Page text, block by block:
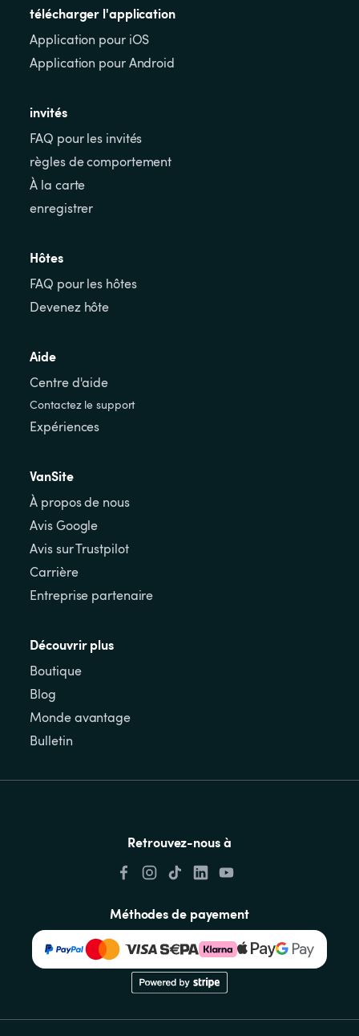
télécharger l'application
Application pour iOS
Application pour Android
invités
FAQ pour les invités
règles de comportement
À la carte
enregistrer
Hôtes
FAQ pour les hôtes
Devenez hôte
Aide
Centre d'aide
Contactez le support
Expériences
VanSite
À propos de nous
Avis Google
Avis sur Trustpilot
Carrière
Entreprise partenaire
Découvrir plus
Boutique
Blog
Monde avantage
Bulletin
Retrouvez-nous à
Méthodes de payement